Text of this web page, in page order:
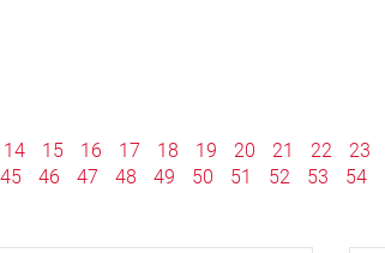
14 15 16 17 18 19 20 21 22 23
45 46 47 48 49 50 51 52 53 54